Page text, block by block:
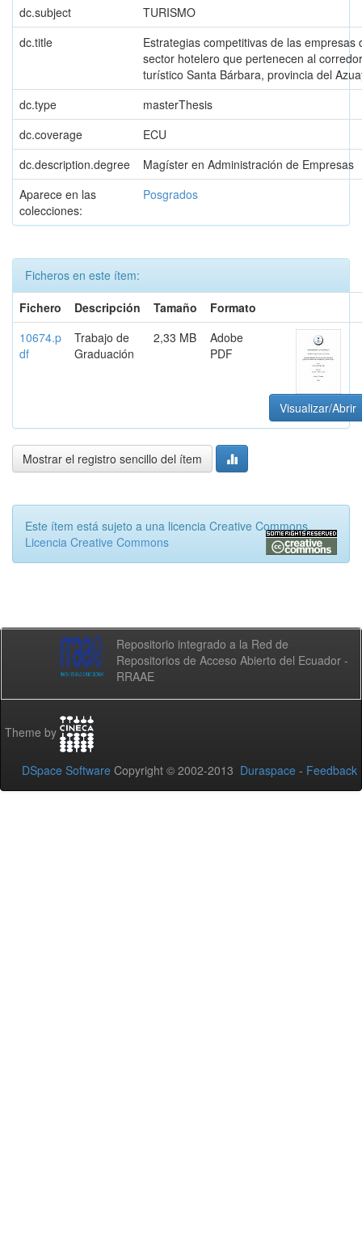
dc.subject
TURISMO
dc.title
Estrategias competitivas de las empresas
sector hotelero que pertenecen al corredor
turístico Santa Bárbara, provincia del
dc.type
masterThesis
dc.coverage
ECU
dc.description.degree
Magíster en Administración de Empresas
Aparece en las
colecciones:
Posgrados
Ficheros en este ítem:
Fichero
Descripción Tamaño
Formato
10674.p
df
Trabajo de
Graduación
2,33 MB
Adobe
PDF
Visualizar/Abrir
Mostrar el registro sencillo del ítem
Este ítem está sujeto a una licencia Creative Commons
Licencia Creative Commons
Repositorio integrado a la Red de
Repositorios de Acceso Abierto del Ecuador -
RRAAE
Theme by
DSpace Software Copyright © 2002-2013 Duraspace - Feedback